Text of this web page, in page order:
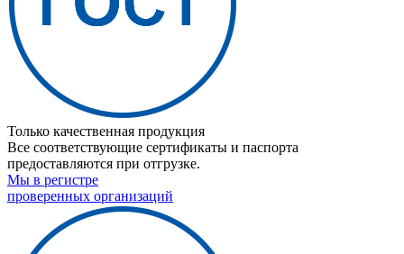
Только качественная продукция
Все соответствующие сертификаты и паспорта
предоставляются при отгрузке.
Мы в регистре
проверенных организаций